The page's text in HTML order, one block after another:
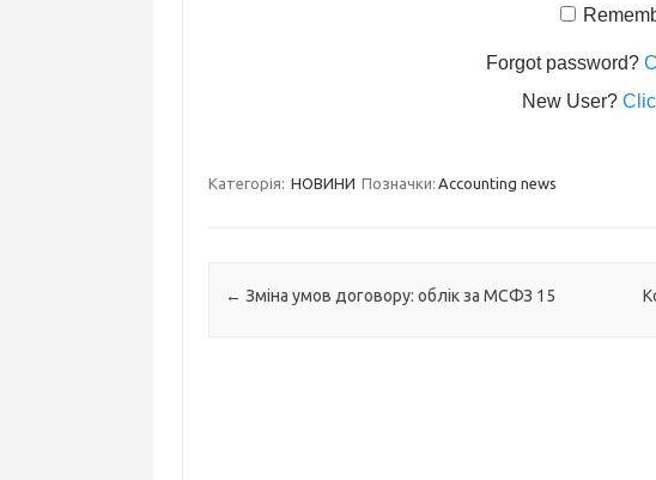
Forgot password?
New User?
Категорія: НОВИНИ Позначки: Accounting news
Навігація по запису
← Зміна умов договору: облік за МСФЗ 15